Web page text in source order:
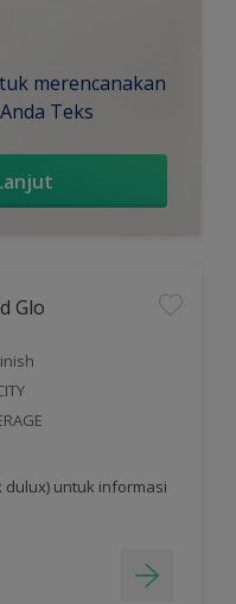
merencanakan
Teks
Glo
dulux) untuk informasi